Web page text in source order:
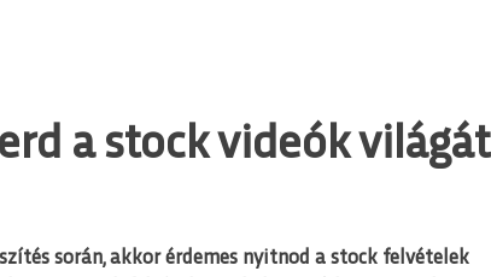
a stock videók világát
során, akkor érdemes nyitnod a stock felvételek